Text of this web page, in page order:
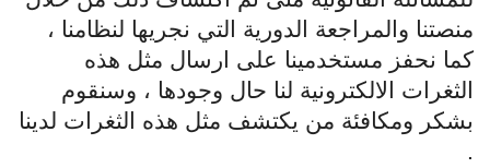
منصتنا والمراجعة الدورية التي نجريها لنظامنا ،
كما نحفز مستخدمينا على ارسال مثل هذه
الثغرات الالكترونية لنا حال وجودها ، وسنقوم
بشكر ومكافئة من يكتشف مثل هذه الثغرات لدينا
.